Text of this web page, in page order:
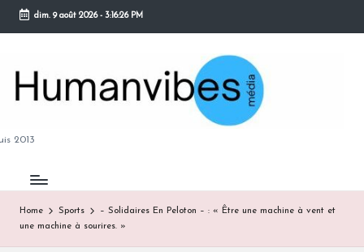
Skip
content
dim. 9 août 2026- 3:16:27 PM
2013
Home Sports
– Solidaires En Peloton – : « Être une machine à vent et
une machine à sourires. »